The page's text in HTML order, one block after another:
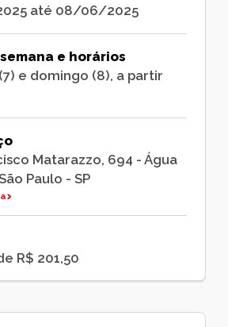
até 08/06/2025
e horários
e domingo (8), a partir
Matarazzo, 694 - Água
Paulo - SP
R$ 201,50